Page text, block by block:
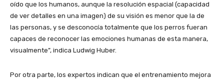
oído que los humanos, aunque la resolución espacial (capacidad
de ver detalles en una imagen) de su visión es menor que la de
las personas, y se desconocía totalmente que los perros fueran
capaces de reconocer las emociones humanas de esta manera,
visualmente”, indica Ludwig Huber.
Por otra parte, los expertos indican que el entrenamiento mejora